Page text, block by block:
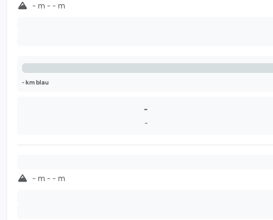
- m - - m
- km blau
-
-
- m - - m